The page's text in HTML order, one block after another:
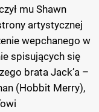
mu Shawn
artystycznej
wepchanego w
spisujących się
brata Jack’a –
(Hobbit Merry),